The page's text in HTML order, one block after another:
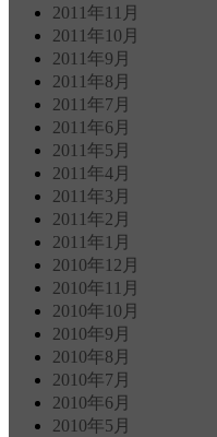
2011年11月
2011年10月
2011年9月
2011年8月
2011年7月
2011年6月
2011年5月
2011年4月
2011年3月
2011年2月
2011年1月
2010年12月
2010年11月
2010年10月
2010年9月
2010年8月
2010年7月
2010年6月
2010年5月